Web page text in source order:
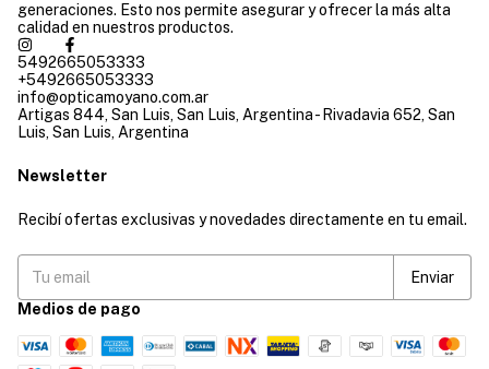
generaciones. Esto nos permite asegurar y ofrecer la más alta
calidad en nuestros productos.
5492665053333
+5492665053333
info@opticamoyano.com.ar
Artigas 844, San Luis, San Luis, Argentina - Rivadavia 652, San
Luis, San Luis, Argentina
Newsletter
Recibí ofertas exclusivas y novedades directamente en tu email.
Medios de pago